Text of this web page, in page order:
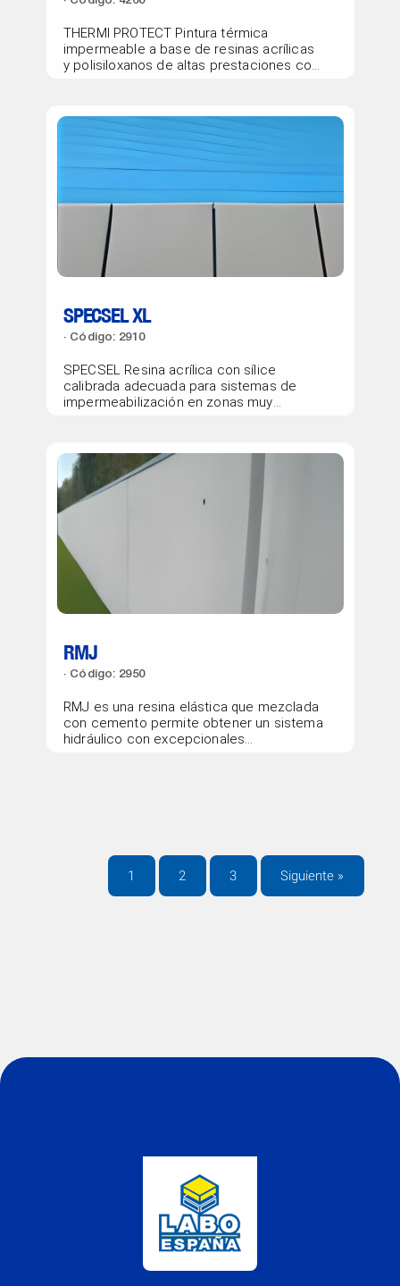
THERMI PROTECT Pintura térmica
impermeable a base de resinas acrílicas
y polisiloxanos de altas prestaciones con
SPECSEL XL
Código: 2910
SPECSEL Resina acrílica con sílice
calibrada adecuada para sistemas de
impermeabilización en zonas muy
RMJ
Código: 2950
RMJ es una resina elástica que mezclada
con cemento permite obtener un sistema
hidráulico con excepcionales
1 2 3 Siguiente »